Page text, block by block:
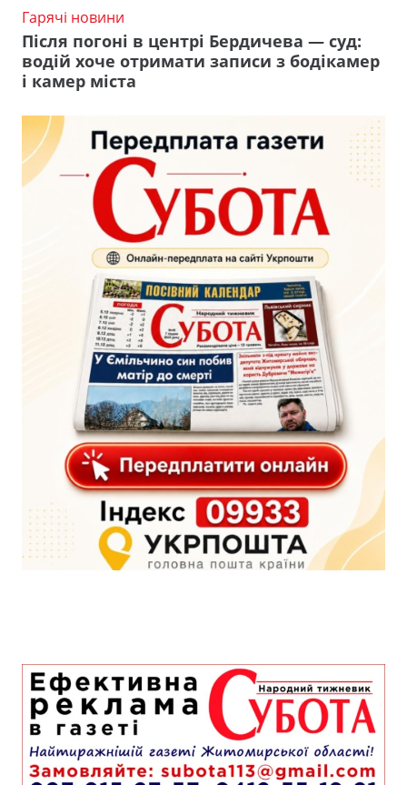
Гарячі новини
Після погоні в центрі Бердичева — суд:
водій хоче отримати записи з бодікамер
і камер міста